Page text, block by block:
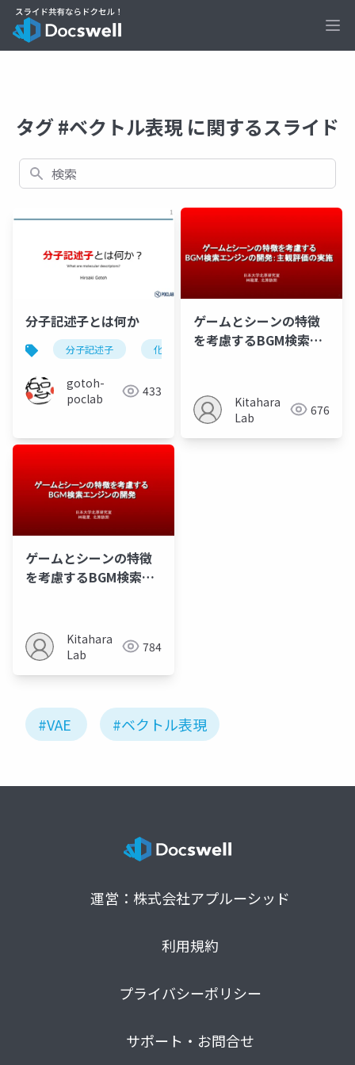
タグ #ベクトル表現 に関するスライド
検索
分子記述子とは何か
分子記述子 化学情報学 次元分類
gotoh-
poclab
433
ゲームとシーンの特徴
を考慮するBGM検索エ
Kitahara
Lab
676
ゲームとシーンの特徴
を考慮するBGM検索エ
Kitahara
Lab
784
#VAE #ベクトル表現
運営：株式会社アプルーシッド
利用規約
プライバシーポリシー
サポート・お問合せ